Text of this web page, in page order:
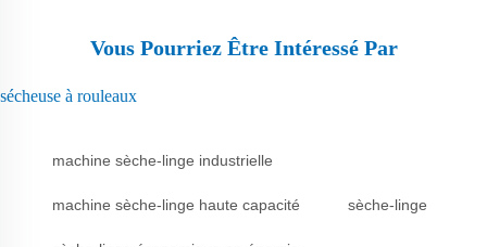
Vous Pourriez Être Intéressé Par
sécheuse à rouleaux
machine sèche-linge industrielle
machine sèche-linge haute capacité sèche-linge